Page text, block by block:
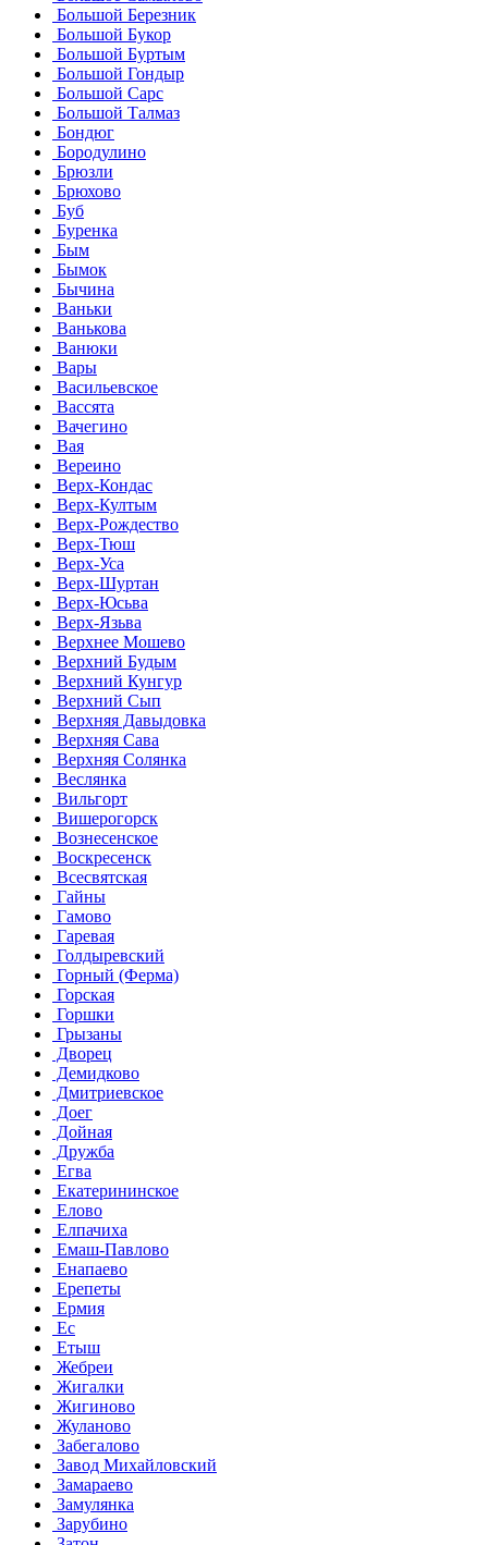
Большой Березник
Большой Букор
Большой Буртым
Большой Гондыр
Большой Сарс
Большой Талмаз
Бондюг
Бородулино
Брюзли
Брюхово
Буб
Буренка
Бым
Бымок
Бычина
Ваньки
Ванькова
Ванюки
Вары
Васильевское
Вассята
Вачегино
Вая
Вереино
Верх-Кондас
Верх-Култым
Верх-Рождество
Верх-Тюш
Верх-Уса
Верх-Шуртан
Верх-Юсьва
Верх-Язьва
Верхнее Мошево
Верхний Будым
Верхний Кунгур
Верхний Сып
Верхняя Давыдовка
Верхняя Сава
Верхняя Солянка
Веслянка
Вильгорт
Вишерогорск
Вознесенское
Воскресенск
Всесвятская
Гайны
Гамово
Гаревая
Голдыревский
Горный (Ферма)
Горская
Горшки
Грызаны
Дворец
Демидково
Дмитриевское
Доег
Дойная
Дружба
Егва
Екатерининское
Елово
Елпачиха
Емаш-Павлово
Енапаево
Ерепеты
Ермия
Ес
Етыш
Жебреи
Жигалки
Жигиново
Жуланово
Забегалово
Завод Михайловский
Замараево
Замулянка
Зарубино